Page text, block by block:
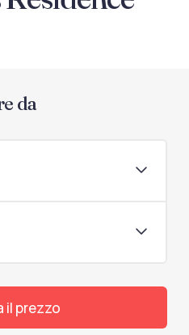
da
il prezzo